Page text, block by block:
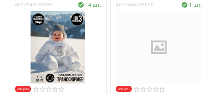
4612546189789 14 шт.

AКЦИЯ
4612546185620 1 шт.

AКЦИЯ